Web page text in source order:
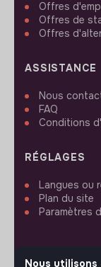
Offres
Offres de
Offres
ASSISTANCE
Nous
FAQ
Conditions
RÉGLAGES
Langues ou
Plan du site
Paramètres
Nous utilisons